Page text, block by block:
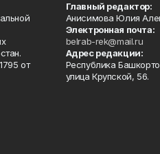
от
Главный редактор:
Анисимова Юлия
Электронная почта:
belrab-rek@mail.ru
Адрес редакции:
Республика
улица Крупской, 56.